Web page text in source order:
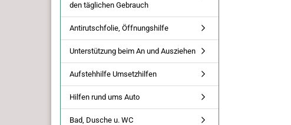
den täglichen Gebrauch
Antirutschfolie, Öffnungshilfe
Unterstützung beim An und Ausziehen
Aufstehhilfe Umsetzhilfen
Hilfen rund ums Auto
Bad, Dusche u. WC